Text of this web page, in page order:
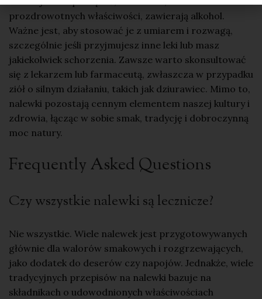
prozdrowotnych właściwości, zawierają alkohol.
Ważne jest, aby stosować je z umiarem i rozwagą,
szczególnie jeśli przyjmujesz inne leki lub masz
jakiekolwiek schorzenia. Zawsze warto skonsultować
się z lekarzem lub farmaceutą, zwłaszcza w przypadku
ziół o silnym działaniu, takich jak dziurawiec. Mimo to,
nalewki pozostają cennym elementem naszej kultury i
zdrowia, łącząc w sobie smak, tradycję i dobroczynną
moc natury.
Frequently Asked Questions
Czy wszystkie nalewki są lecznicze?
Nie wszystkie. Wiele nalewek jest przygotowywanych
głównie dla walorów smakowych i rozgrzewających,
jako dodatek do deserów czy napojów. Jednakże, wiele
tradycyjnych przepisów na nalewki bazuje na
składnikach o udowodnionych właściwościach